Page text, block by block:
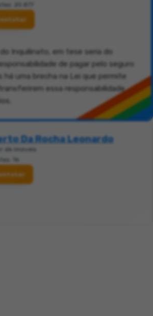
20.877
do Inquilinato, em tese seria do
de pagar pelo seguro
há uma brecha na Lei que permite
essa responsabilidade
Da Rocha Leonardo
de imóveis
16